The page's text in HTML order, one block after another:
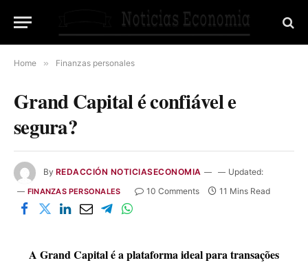
Home » Finanzas personales
Grand Capital é confiável e
segura?
By REDACCIÓN NOTICIASECONOMIA Updated:
FINANZAS PERSONALES 10 Comments 11 Mins Read
A Grand Capital é a plataforma ideal para transações